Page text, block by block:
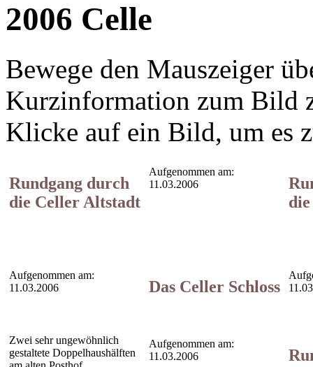
2006 Celle
Bewege den Mauszeiger
Kurzinformation zum Bild
Klicke auf ein Bild, um es
Rundgang durch
die Celler Altstadt
Aufgenommen am:
11.03.2006
Aufgenommen am:
11.03.2006
Das Celler Schloss
Zwei sehr ungewöhnlich
gestaltete Doppelhaushälften
Aufgenommen am:
11.03.2006